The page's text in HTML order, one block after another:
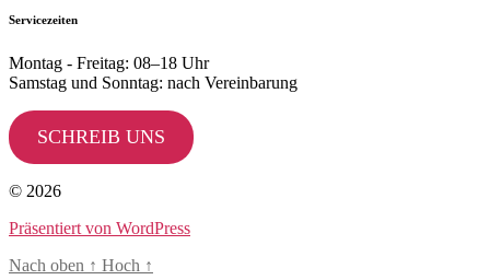
Servicezeiten
Montag - Freitag: 08–18 Uhr
Samstag und Sonntag: nach Vereinbarung
SCHREIB UNS
© 2026
Präsentiert von WordPress
Nach oben ↑ Hoch ↑